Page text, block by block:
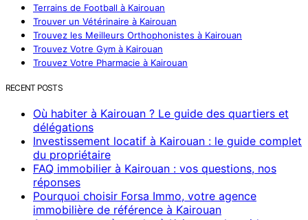
Terrains de Football à Kairouan
Trouver un Vétérinaire à Kairouan
Trouvez les Meilleurs Orthophonistes à Kairouan
Trouvez Votre Gym à Kairouan
Trouvez Votre Pharmacie à Kairouan
RECENT POSTS
Où habiter à Kairouan ? Le guide des quartiers et
délégations
Investissement locatif à Kairouan : le guide complet
du propriétaire
FAQ immobilier à Kairouan : vos questions, nos
réponses
Pourquoi choisir Forsa Immo, votre agence
immobilière de référence à Kairouan